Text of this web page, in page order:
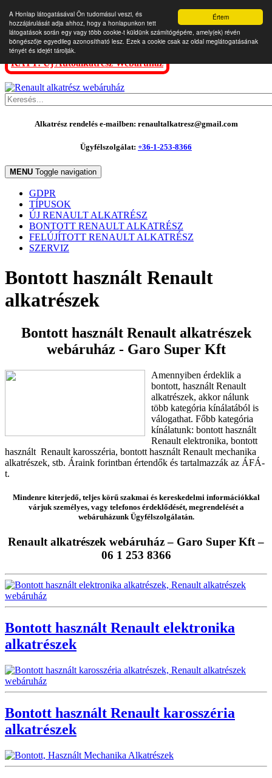
Értem
A Honlap látogatásával Ön tudomásul veszi, és
hozzájárulását adja ahhoz, hogy a honlapunkon tett
látogatások során egy vagy több cookie-t küldünk számítógépére, amely(ek) révén
böngészője egyedileg azonosítható lesz. Ezek a cookie csak az oldal meglátogatásának
tényét és idejét tárolják.
KATT: Új Autóalkatrész Webáruház
Alkatrész rendelés e-mailben: renaultalkatresz@gmail.com
Ügyfélszolgálat: +36-1-253-8366
MENU Toggle navigation
GDPR
TÍPUSOK
ÚJ RENAULT ALKATRÉSZ
BONTOTT RENAULT ALKATRÉSZ
FELÚJÍTOTT RENAULT ALKATRÉSZ
SZERVIZ
Bontott használt Renault
alkatrészek
Bontott használt Renault alkatrészek
webáruház - Garo Super Kft
Amennyiben érdeklik a
bontott, használt Renault
alkatrészek, akkor nálunk
több kategória kínálatából is
válogathat. Főbb kategória
kínálatunk: bontott használt
Renault elektronika, bontott
használt Renault karosszéria, bontott használt Renault mechanika
alkatrészek, stb. Áraink forintban értendők és tartalmazzák az ÁFÁ-
t.
Mindenre kiterjedő, teljes körű szakmai és kereskedelmi információkkal
várjuk személyes, vagy telefonos érdeklődését, megrendelését a
webáruházunk Ügyfélszolgálatán.
Renault alkatrészek webáruház – Garo Super Kft –
06 1 253 8366
Bontott használt Renault elektronika
alkatrészek
Bontott használt Renault karosszéria
alkatrészek